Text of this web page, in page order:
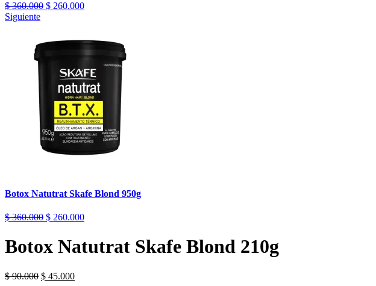
$360.000 $ 260.000
Siguiente
Botox Natutrat Skafe Blond 950g
$360.000 $ 260.000
Botox Natutrat Skafe Blond 210g
$90.000 $ 45.000